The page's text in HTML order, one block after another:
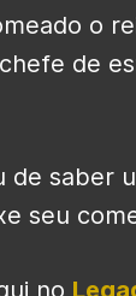
o
de
de saber
seu
no